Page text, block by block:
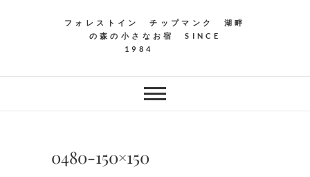
フォレストイン チップマンク 湖畔
の森の小さなお宿 SINCE
1984
0480-150×150